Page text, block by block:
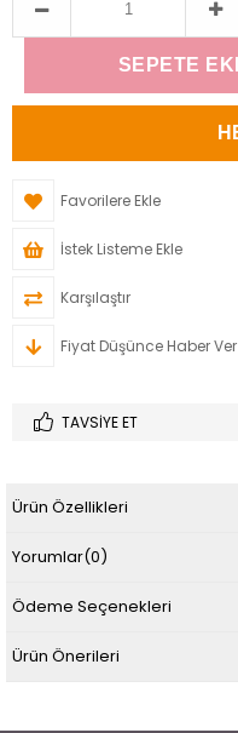
Favorilere Ekle
İstek Listeme Ekle
Karşılaştır
Fiyat Düşünce Haber Ver
TAVSIYE ET
Ürün Özellikleri
Yorumlar(0)
Ödeme Seçenekleri
Ürün Önerileri